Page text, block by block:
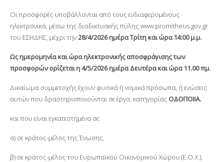
Οι προσφορές υποβάλλονται από τους ενδιαφερομένους
ηλεκτρονικά, μέσω της διαδικτυακής πύλης www.promitheus.gov.gr
του ΕΣΗΔΗΣ, μέχρι την28/4/2026 ημέρα Τρίτη και ώρα 14:00 μ.μ.
Ως ημερομηνία και ώρα ηλεκτρονικής αποσφράγισης των
προσφορών ορίζεται η 4/5/2026 ημέρα Δευτέρα και ώρα 11.00 πμ.
Δικαίωμα συμμετοχής έχουν φυσικά ή νομικά πρόσωπα, ή ενώσεις
αυτών που δραστηριοποιούνται σε έργα: κατηγορίας ΟΔΟΠΟΙΙΑ.
και που είναι εγκατεστημένα σε:
α) σε κράτος-μέλος της Ένωσης,
β) σε κράτος-μέλος του Ευρωπαϊκού Οικονομικού Χώρου (Ε.Ο.Χ.),